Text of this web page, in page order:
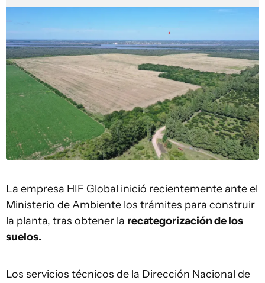
La empresa HIF Global inició recientemente ante el
Ministerio de Ambiente los trámites para construir
la planta, tras obtener la recategorización de los
suelos.
Los servicios técnicos de la Dirección Nacional de